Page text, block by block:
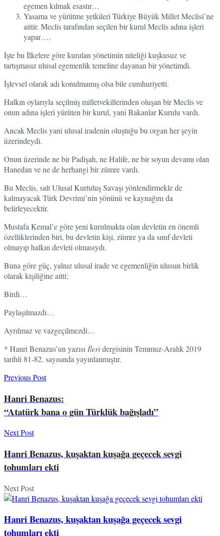
egemen kılmak esastır…
Yasama ve yürütme yetkileri Türkiye Büyük Millet Meclisi’ne
aittir. Meclis tarafından seçilen bir kurul Meclis adına işleri
yapar….
İşte bu İlkelere göre kurulan yönetimin niteliği kuşkusuz ve
tartışmasız ulusal egemenlik temeline dayanan bir yönetimdi.
İşlevsel olarak adı konulmamış olsa bile cumhuriyetti.
Halkın oylarıyla seçilmiş milletvekillerinden oluşan bir Meclis ve
onun adına işleri yürüten bir kurul, yani Bakanlar Kurulu vardı.
Ancak Meclis yani ulusal iradenin oluştuğu bu organ her şeyin
üzerindeydi.
Onun üzerinde ne bir Padişah, ne Halife, ne bir soyun devamı olan
Hanedan ve ne de herhangi bir zümre vardı.
Bu Meclis, salt Ulusal Kurtuluş Savaşı yönlendirmekle de
kalmayacak Türk Devrimi’nin yönünü ve kaynağını da
belirleyecektir.
Mustafa Kemal’e göre yeni kurulmakta olan devletin en önemli
özelliklerinden biri, bu devletin kişi, zümre ya da sınıf devleti
olmayıp halkın devleti olmasıydı.
Buna göre güç, yalnız ulusal irade ve egemenliğin ulusun birlik
olarak kişiliğine aitti;
Birdi…
Paylaşılmazdı…
Ayrılmaz ve vazgeçilmezdi…
* Hanri Benazus’un yazısı İleridergisinin Temmuz-Aralık 2019
tarihli 81-82. sayısında yayınlanmıştır.
Previous Post
Hanri Benazus:
“Atatürk bana o gün Türklük bağışladı”
Next Post
Hanri Benazus, kuşaktan kuşağa geçecek sevgi
tohumları ekti
Next Post
Hanri Benazus, kuşaktan kuşağa geçecek sevgi
tohumları ekti